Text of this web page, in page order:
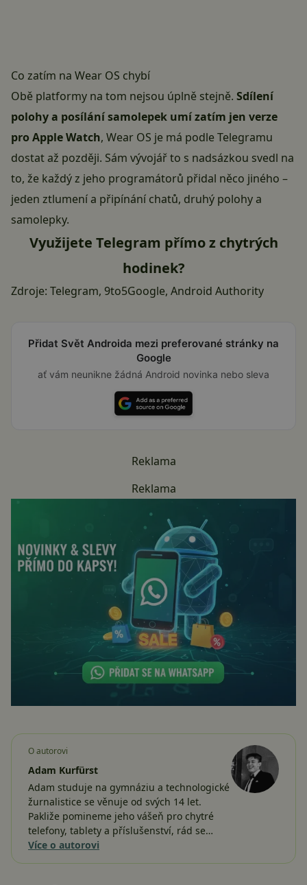
Co zatím na Wear OS chybí
Obě platformy na tom nejsou úplně stejně. Sdílení
polohy a posílání samolepek umí zatím jen verze
pro Apple Watch, Wear OS je má podle Telegramu
dostat až později. Sám vývojář to s nadsázkou svedl na
to, že každý z jeho programátorů přidal něco jiného –
jeden ztlumení a připínání chatů, druhý polohy a
samolepky.
Využijete Telegram přímo z chytrých
hodinek?
Zdroje: Telegram, 9to5Google, Android Authority
Přidat Svět Androida mezi preferované stránky na
Google
ať vám neunikne žádná Android novinka nebo sleva
Reklama
Reklama
O autorovi
Adam Kurfürst
Adam studuje na gymnáziu a technologické
žurnalistice se věnuje od svých 14 let.
Pakliže pomineme jeho vášeň pro chytré
telefony, tablety a příslušenství, rád se…
Více o autorovi